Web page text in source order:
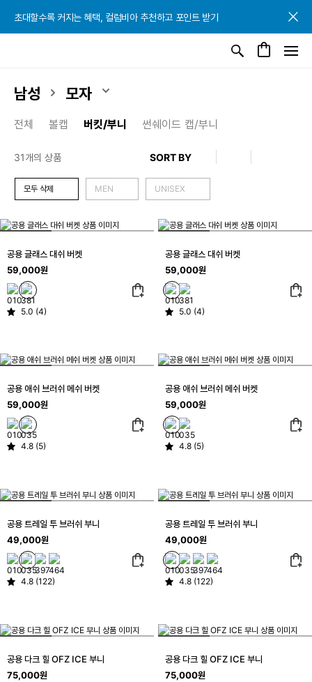
초대할수록 커지는 혜택, 컬럼비아 추천하고 포인트 받기
초대할수록 커지는 혜택, 컬럼비아 추천하고 포인트 받기
초대할수록 커지는 혜택, 컬럼비아 추천하고 포인트 받기
남성 모자
전체 볼캡 버킷/부니 썬쉐이드 캡/부니
31개의 상품
모두 삭제 MEN UNISEX
공용 글래스 대쉬 버켓
59,000원
5.0 (4)
공용 글래스 대쉬 버켓
59,000원
5.0 (4)
공용 애쉬 브러쉬 메쉬 버켓
59,000원
4.8 (5)
공용 애쉬 브러쉬 메쉬 버켓
59,000원
4.8 (5)
공용 트레일 투 브러쉬 부니
49,000원
4.8 (122)
공용 트레일 투 브러쉬 부니
49,000원
4.8 (122)
공용 다크 힐 OFZ ICE 부니
75,000원
공용 다크 힐 OFZ ICE 부니
75,000원